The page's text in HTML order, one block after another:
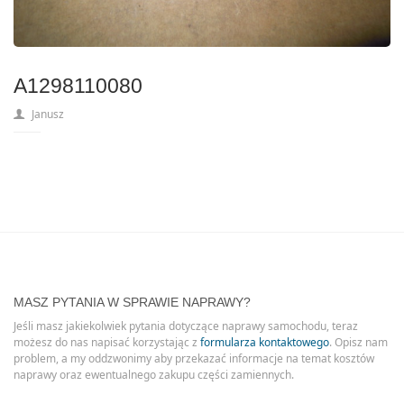
A1298110080
Janusz
MASZ PYTANIA W SPRAWIE NAPRAWY?
Jeśli masz jakiekolwiek pytania dotyczące naprawy samochodu, teraz
możesz do nas napisać korzystając z formularza kontaktowego. Opisz nam
problem, a my oddzwonimy aby przekazać informacje na temat kosztów
naprawy oraz ewentualnego zakupu części zamiennych.